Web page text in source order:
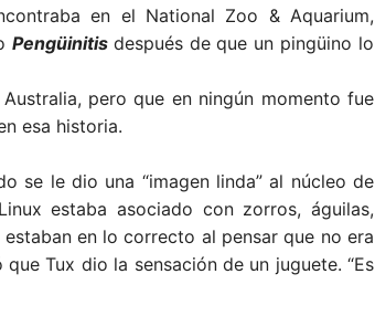
en el National Zoo & Aquarium,
Pengüinitis después de que un pingüino lo
pero que en ningún momento fue
esa historia.
se le dio una “imagen linda” al núcleo de
estaba asociado con zorros, águilas,
en lo correcto al pensar que no era
Tux dio la sensación de un juguete. “Es